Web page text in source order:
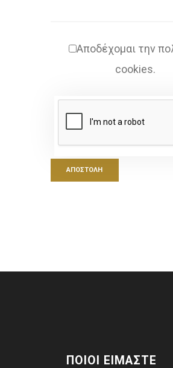
Αποδέχομαι την
cookies.
ΠΟΙΟΙ ΕΙΜΑΣΤΕ